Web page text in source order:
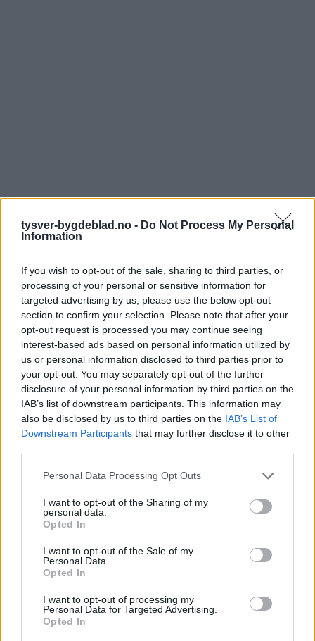
tysver-bygdeblad.no - Do Not Process My Personal
Information
If you wish to opt-out of the sale, sharing to third parties, or
processing of your personal or sensitive information for
targeted advertising by us, please use the below opt-out
section to confirm your selection. Please note that after your
opt-out request is processed you may continue seeing
interest-based ads based on personal information utilized by
us or personal information disclosed to third parties prior to
your opt-out. You may separately opt-out of the further
disclosure of your personal information by third parties on the
IAB’s list of downstream participants. This information may
also be disclosed by us to third parties on the IAB’s List of
Downstream Participants that may further disclose it to other
Personal Data Processing Opt Outs
I want to opt-out of the Sharing of my
personal data.
Opted In
I want to opt-out of the Sale of my
Personal Data.
Opted In
I want to opt-out of processing my
Personal Data for Targeted Advertising.
Opted In